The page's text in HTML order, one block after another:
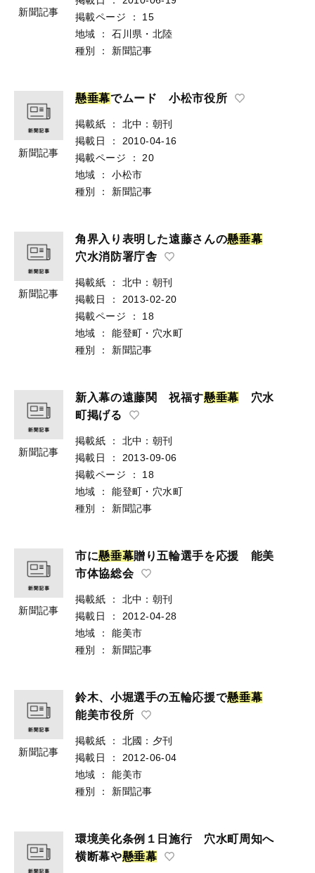
新聞記事
掲載ページ
：
15
地域
：
石川県・北陸
種別
： 新聞記事
新聞記事
懸垂幕でムード 小松市役所
掲載紙 ：
北中：朝刊
掲載日
：
2010-04-16
掲載ページ
：
20
地域
：
小松市
種別
： 新聞記事
新聞記事
角界入り表明した遠藤さんの懸垂幕
穴水消防署庁舎
掲載紙 ：
北中：朝刊
掲載日
：
2013-02-20
掲載ページ
：
18
地域
：
能登町・穴水町
種別
： 新聞記事
新聞記事
新入幕の遠藤関 祝福す懸垂幕 穴水
町掲げる
掲載紙 ：
北中：朝刊
掲載日
：
2013-09-06
掲載ページ
：
18
地域
：
能登町・穴水町
種別
： 新聞記事
新聞記事
市に懸垂幕贈り五輪選手を応援 能美
市体協総会
掲載紙 ：
北中：朝刊
掲載日
：
2012-04-28
地域
：
能美市
種別
： 新聞記事
新聞記事
鈴木、小堀選手の五輪応援で懸垂幕
能美市役所
掲載紙 ：
北國：夕刊
掲載日
：
2012-06-04
地域
：
能美市
種別
： 新聞記事
環境美化条例１日施行 穴水町周知へ
横断幕や懸垂幕